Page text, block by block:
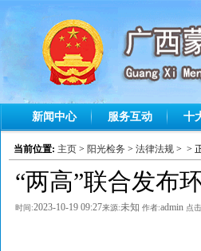
新闻中心 服务互动 十
当前位置: 主页> 阳光检务 > 法律法规> >
“两高”联合发布
时间:2023-10-19 09:27来源:未知 作者:admin 点